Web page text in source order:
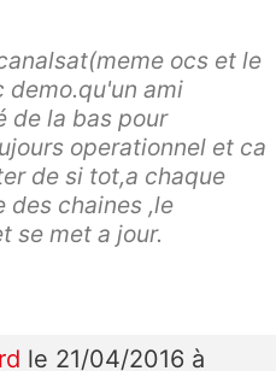
ocs et le
demo.qu'un ami
de la bas pour
operationnel et ca
de si tot,a chaque
des chaines ,le
se met a jour.
le 21/04/2016 à